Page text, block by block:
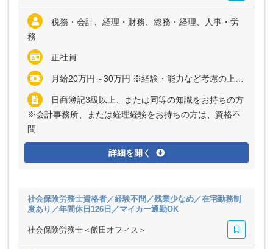
税務・会計、経理・財務、総務・経理、人事・労
務
正社員
月給20万円～30万円 ※経験・能力など考慮の上、決定いたします ※残業代は全額支給
日商簿記3級以上、または同等の知識をお持ちの方
※会計事務所、または経理経験をお持ちの方は、資格不
問
詳細を開く
社会保険労務士資格者／経験不問／残業少なめ／在宅勤務制
度あり／年間休日126日／マイカー通勤OK
社会保険労務士＜飯田オフィス＞